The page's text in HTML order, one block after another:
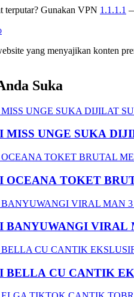
terputar? Gunakan VPN 1.1.1.1
yang menyajikan konten
Suka
UNGE SUKA
OCEANA TOKET
BANYUWANGI VIRAL
BELLA CU CANTIK